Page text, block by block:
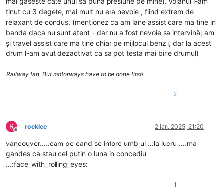
ținut cu 3 degete, mai mult nu era nevoie , fiind extrem de
relaxant de condus. (menționez ca am lane assist care ma tine in
banda daca nu sunt atent - dar nu a fost nevoie sa intervină; am
și travel assist care ma tine chiar pe mijlocul benzii, dar la acest
drum l-am avut dezactivat ca sa pot testa mai bine drumul)
Railway fan. But motorways have to be done first!
2
R
Deconectat
rocklee 2 ian. 2025, 21:20
vancouver.....cam pe cand se intorc umb ul ...la lucru ....ma
gandes ca stau cel putin o luna in concediu
...:face_with_rolling_eyes:
1